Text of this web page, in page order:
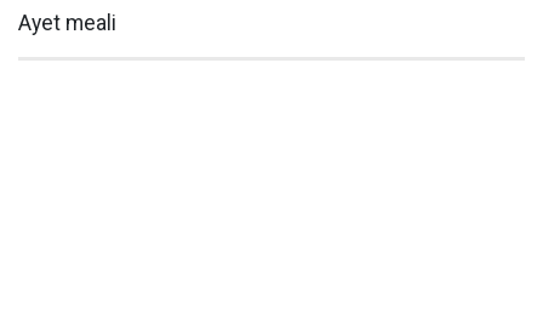
Ayet meali